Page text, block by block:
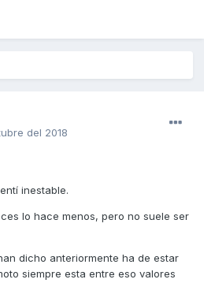
del 2018
inestable.
lo hace menos, pero no suele ser
dicho anteriormente ha de estar
siempre esta entre eso valores